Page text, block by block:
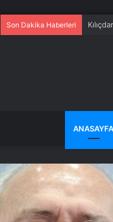
Son Dakika Haberleri
ANASAYFA